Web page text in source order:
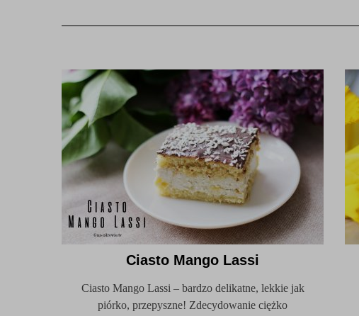
Ciasto Mango Lassi
Ciasto Mango Lassi – bardzo delikatne, lekkie jak
piórko, przepyszne! Zdecydowanie ciężko